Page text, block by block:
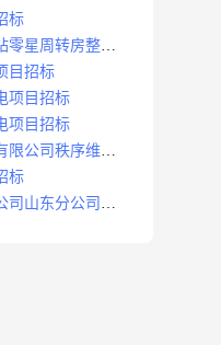
标
零星周转房整修
目招标
项目招标
项目招标
限公司秩序维护
标
司山东分公司济